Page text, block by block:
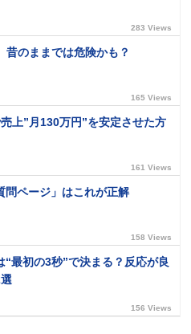
283 Views
昔のままでは危険かも？
165 Views
上”月130万円”を安定させた方
161 Views
問ページ」はこれが正解
158 Views
“最初の3秒”で決まる？反応が良
156 Views